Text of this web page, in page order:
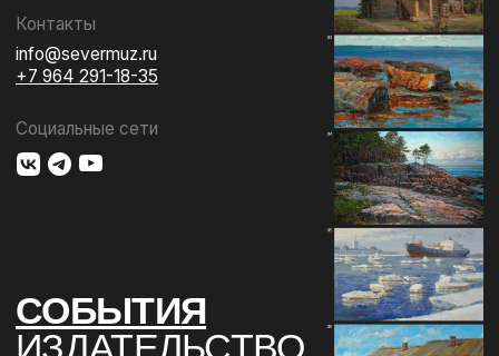
ПОДДЕРЖАТЬ
КОНТАКТЫ
Разработка сайта